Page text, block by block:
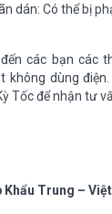
dán: Có thể bị
các bạn các
không dùng
Tốc để nhận tư
Khẩu Trung –